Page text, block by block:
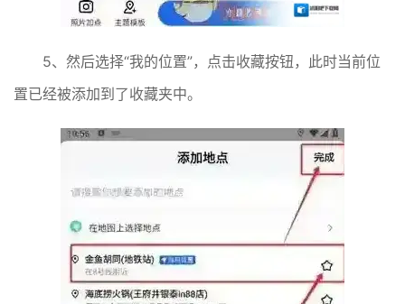
5、然后选择“我的位置”，点击收藏按钮，此时当前位
置已经被添加到了收藏夹中。